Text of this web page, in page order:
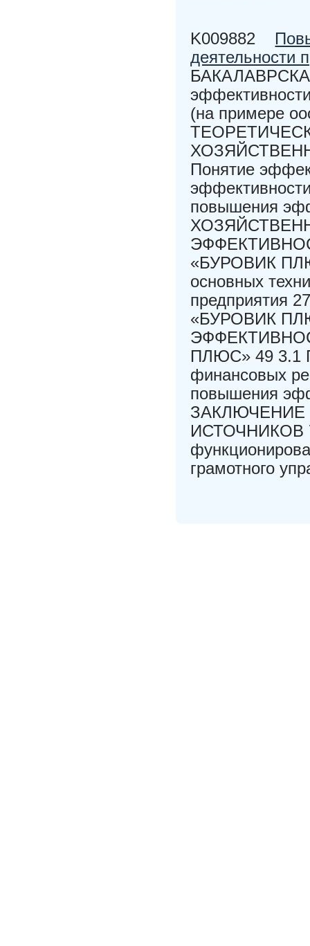
K009882
деятельности
(на примере
Понятие
повышения
«БУРОВИК
основных
предприятия
«БУРОВИК
ПЛЮС» 49 3.1
финансовых
повышения
ИСТОЧНИКОВ
грамотного